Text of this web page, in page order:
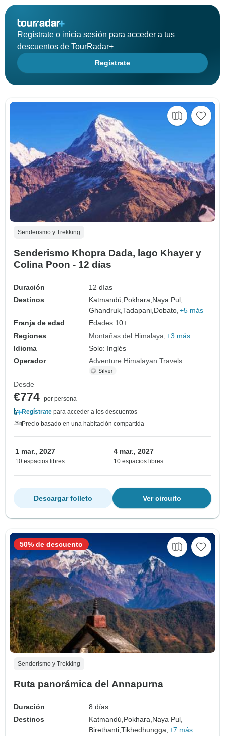
Regístrate o inicia sesión para acceder a tus
descuentos de TourRadar+
Regístrate
Senderismo y Trekking
Senderismo Khopra Dada, lago Khayer y
Colina Poon - 12 días
Duración
12 días
Destinos
Katmandú,Pokhara,Naya Pul,
Ghandruk,Tadapani,Dobato, +5 más
Franja de edad
Edades 10+
Regiones
Montañas del Himalaya +3 más
Idioma
Solo: Inglés
Operador
Adventure Himalayan Travels
Desde
€774 por persona
Regístrate para acceder a los descuentos
Precio basado en una habitación compartida
1 mar., 2027
10 espacios libres
4 mar., 2027
10 espacios libres
Ver circuito
Descargar folleto
Senderismo y Trekking
Ruta panorámica del Annapurna
Duración
8 días
Destinos
Katmandú,Pokhara,Naya Pul,
Birethanti,Tikhedhungga, +7 más
50% de descuento